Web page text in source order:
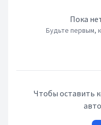
Пока
Будьте первым,
Чтобы оставить